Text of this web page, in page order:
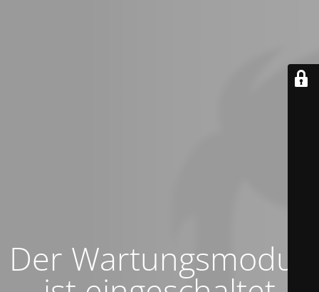
Der Wartungsmodus